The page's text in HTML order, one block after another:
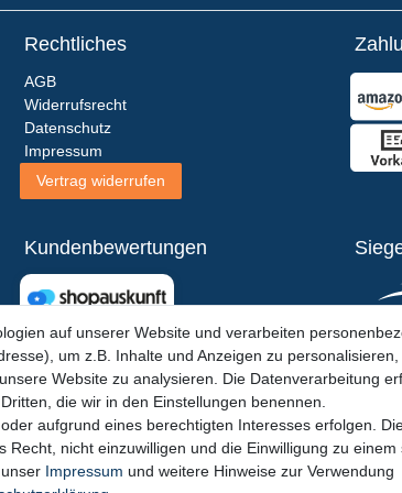
auf unserer Website und verarbeiten
um z.B. Inhalte und Anzeigen zu
Website zu analysieren. Die Datenverarbeitung
die wir in den Einstellungen benennen.
aufgrund eines berechtigten Interesses erfolgen.
nicht einzuwilligen und die Einwilligung zu
Impressum und weitere Hinweise zur Verwendung
Rechtliches
AGB
Widerrufsrecht
Datenschutz
Impressum
Vertrag widerrufen
Kundenbewertungen